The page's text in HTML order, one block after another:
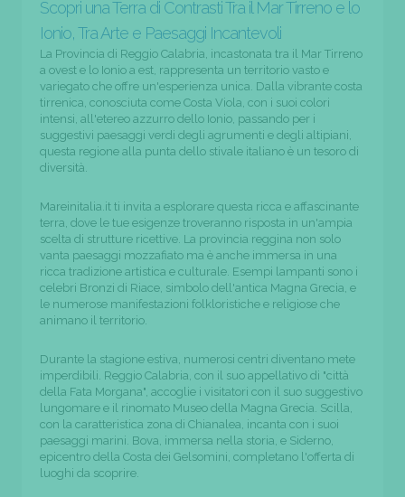
Scopri una Terra di Contrasti Tra il Mar Tirreno e lo
Ionio, Tra Arte e Paesaggi Incantevoli
La Provincia di Reggio Calabria, incastonata tra il Mar Tirreno
a ovest e lo Ionio a est, rappresenta un territorio vasto e
variegato che offre un'esperienza unica. Dalla vibrante costa
tirrenica, conosciuta come Costa Viola, con i suoi colori
intensi, all'etereo azzurro dello Ionio, passando per i
suggestivi paesaggi verdi degli agrumenti e degli altipiani,
questa regione alla punta dello stivale italiano è un tesoro di
diversità.
Mareinitalia.it ti invita a esplorare questa ricca e affascinante
terra, dove le tue esigenze troveranno risposta in un'ampia
scelta di strutture ricettive. La provincia reggina non solo
vanta paesaggi mozzafiato ma è anche immersa in una
ricca tradizione artistica e culturale. Esempi lampanti sono i
celebri Bronzi di Riace, simbolo dell'antica Magna Grecia, e
le numerose manifestazioni folkloristiche e religiose che
animano il territorio.
Durante la stagione estiva, numerosi centri diventano mete
imperdibili. Reggio Calabria, con il suo appellativo di "città
della Fata Morgana", accoglie i visitatori con il suo suggestivo
lungomare e il rinomato Museo della Magna Grecia. Scilla,
con la caratteristica zona di Chianalea, incanta con i suoi
paesaggi marini. Bova, immersa nella storia, e Siderno,
epicentro della Costa dei Gelsomini, completano l'offerta di
luoghi da scoprire.